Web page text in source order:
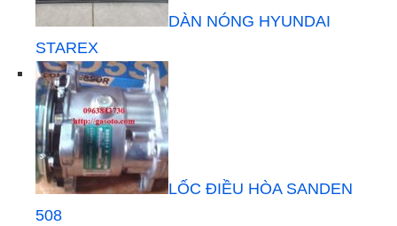
DÀN NÓNG HYUNDAI
STAREX
LỐC ĐIỀU HÒA SANDEN
508